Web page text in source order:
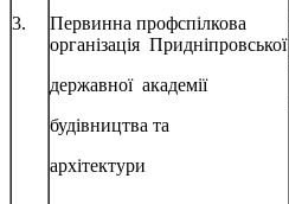
3.
Первинна профспілкова
організація Придніпровської
державної академії
будівництва та
архітектури